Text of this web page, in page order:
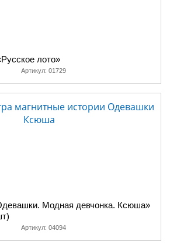
лото»
Артикул: 01729
Модная девчонка. Ксюша»
Артикул: 04094